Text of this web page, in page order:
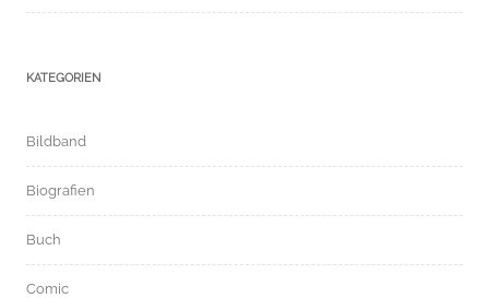
KATEGORIEN
Bildband
Biografien
Buch
Comic